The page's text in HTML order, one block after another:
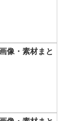
像・素材まと